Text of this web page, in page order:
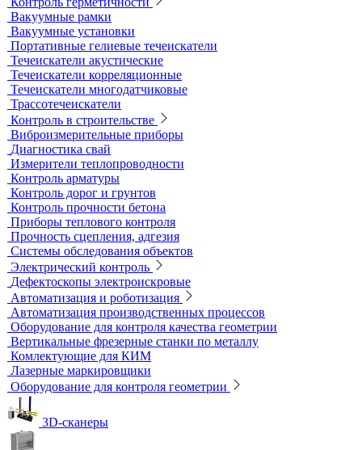
Толщиномеры покрытий
Контроль качества покрытий
Адгезиметры
Образцы для толщинометрии
Трибометры
Контроль чистоты поверхности
Оборудование для физических испытаний покрытий
Датчики к толщиномерам покрытий
Абразиометры
Блескомеры, колориметры
Контроль герметичности
Вакуумные рамки
Вакуумные установки
Портативные гелиевые течеискатели
Течеискатели акустические
Течеискатели корреляционные
Течеискатели многодатчиковые
Трассотечеискатели
Контроль в строительстве
Виброизмерительные приборы
Диагностика свай
Измерители теплопроводности
Контроль арматуры
Контроль дорог и грунтов
Контроль прочности бетона
Приборы теплового контроля
Прочность сцепления, адгезия
Системы обследования объектов